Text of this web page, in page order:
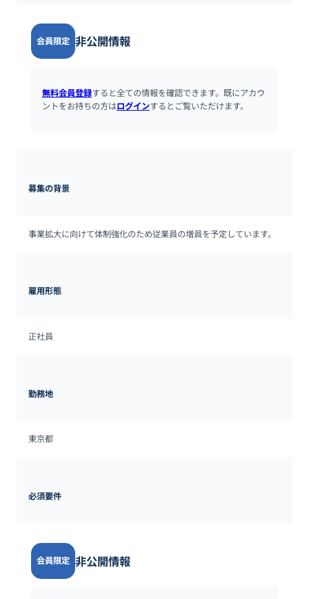
会員限定 非公開情報
無料会員登録すると全ての情報を確認できます。既にアカウ
ントをお持ちの方はログインするとご覧いただけます。
募集の背景
事業拡大に向けて体制強化のため従業員の増員を予定しています。
雇用形態
正社員
勤務地
東京都
必須要件
会員限定 非公開情報